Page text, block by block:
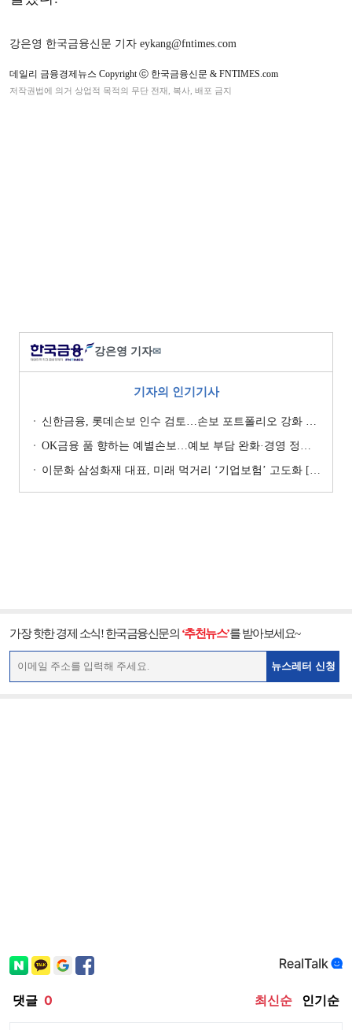
강은영 한국금융신문 기자 eykang@fntimes.com
데일리 금융경제뉴스 Copyright ⓒ 한국금융신문 & FNTIMES.com
저작권법에 의거 상업적 목적의 무단 전재, 복사, 배포 금지
강은영 기자✉
기자의 인기기사
신한금융, 롯데손보 인수 검토…손보 포트폴리오 강화 승부수 [보험사 M&A 지형도]
OK금융 품 향하는 예별손보…예보 부담 완화·경영 정상화 기대 [예별손보 새 주인 찾기 ④]
이문화 삼성화재 대표, 미래 먹거리 ‘기업보험’ 고도화 [손보사 일반보험 전략 (1)]
가장 핫한 경제 소식! 한국금융신문의 ‘추천뉴스’를 받아보세요~
뉴스레터 신청